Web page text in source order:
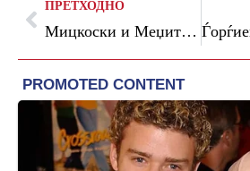
ПРЕТХОДНО
Мицкоски и Меџити на средба со директорот на ЕИБ Бјорн: Владата искрено се залага за зајакнување на општините низ целата држава